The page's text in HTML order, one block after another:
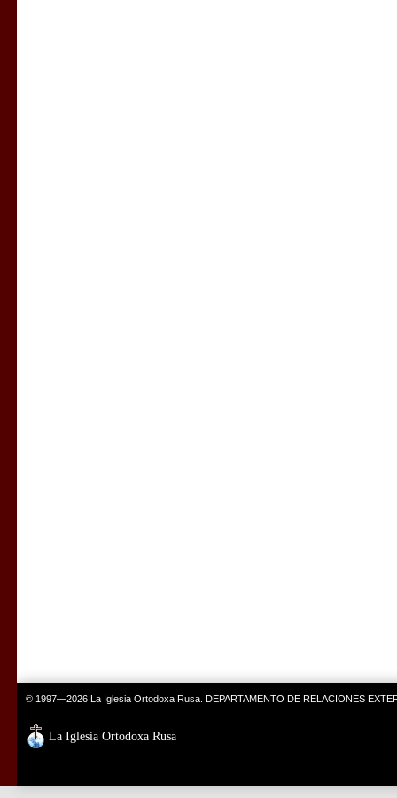
© 1997—2026 La Iglesia Ortodoxa Rusa. DEPARTAMENTO DE RELACIONES
La Iglesia Ortodoxa Rusa